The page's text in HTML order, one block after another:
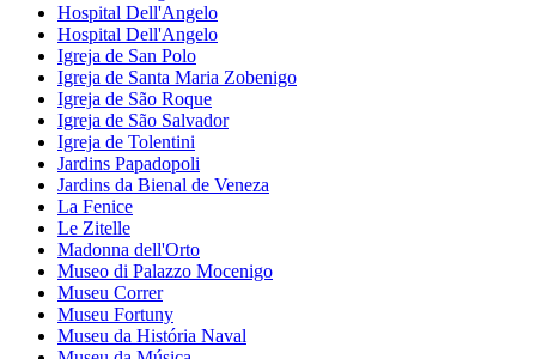
Hospital Dell'Angelo
Hospital Dell'Angelo
Igreja de San Polo
Igreja de Santa Maria Zobenigo
Igreja de São Roque
Igreja de São Salvador
Igreja de Tolentini
Jardins Papadopoli
Jardins da Bienal de Veneza
La Fenice
Le Zitelle
Madonna dell'Orto
Museo di Palazzo Mocenigo
Museu Correr
Museu Fortuny
Museu da História Naval